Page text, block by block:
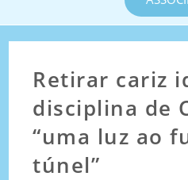
Retirar cariz
disciplina de
“uma luz ao
túnel”